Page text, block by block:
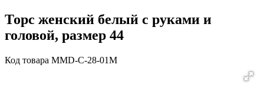
Торс женский белый с руками и
головой, размер 44
Код товара MMD-C-28-01M